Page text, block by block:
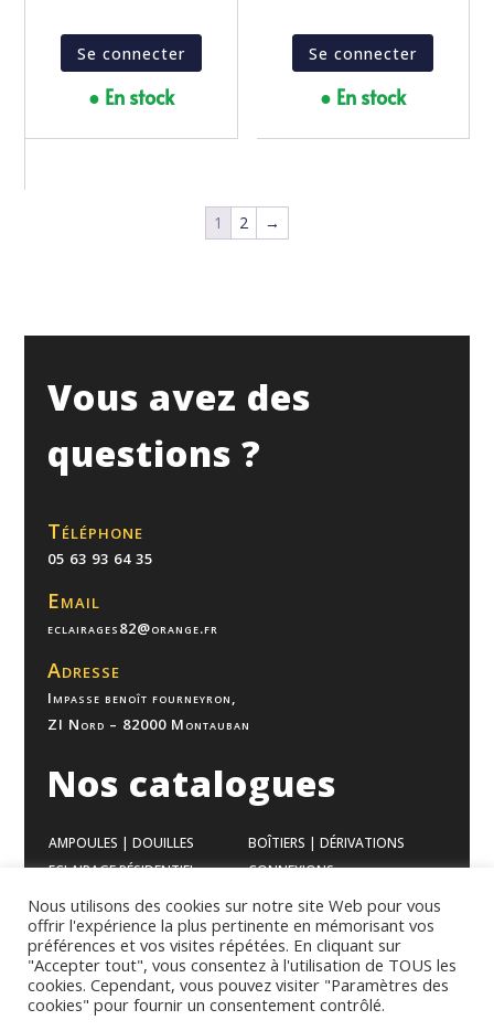
Se connecter
● En stock
Se connecter
● En stock
1 2 →
Vous avez des
questions ?
Téléphone
05 63 93 64 35
Email
eclairages82@orange.fr
Adresse
Impasse benoît fourneyron,
ZI Nord – 82000 Montauban
Nos catalogues
AMPOULES | DOUILLES
BOÎTIERS | DÉRIVATIONS
ECLAIRAGE RÉSIDENTIEL
CONNEXIONS
ECLAIRAGE BUREAUX
VENTILATION
ECLAIRAGE INDUSTRIEL
APPAREILLAGES
GAMME MODULAIRES
CHAUFFAGES
Nous utilisons des cookies sur notre site Web pour vous
offrir l'expérience la plus pertinente en mémorisant vos
préférences et vos visites répétées. En cliquant sur
"Accepter tout", vous consentez à l'utilisation de TOUS les
cookies. Cependant, vous pouvez visiter "Paramètres des
cookies" pour fournir un consentement contrôlé.